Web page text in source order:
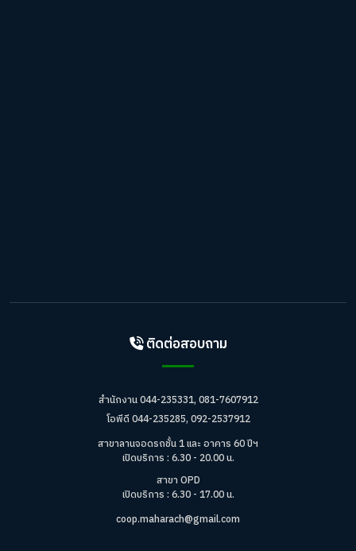
ติดต่อสอบถาม
สำนักงาน 044-235331, 081-7607912
โอพีดี 044-235285, 092-2537912
สาขาลานจอดรถชั้น 1 และ อาคาร 60 ปีฯ
เปิดบริการ : 6.30 - 20.00 น.
สาขา OPD
เปิดบริการ : 6.30 - 17.00 น.
coop.maharach@gmail.com